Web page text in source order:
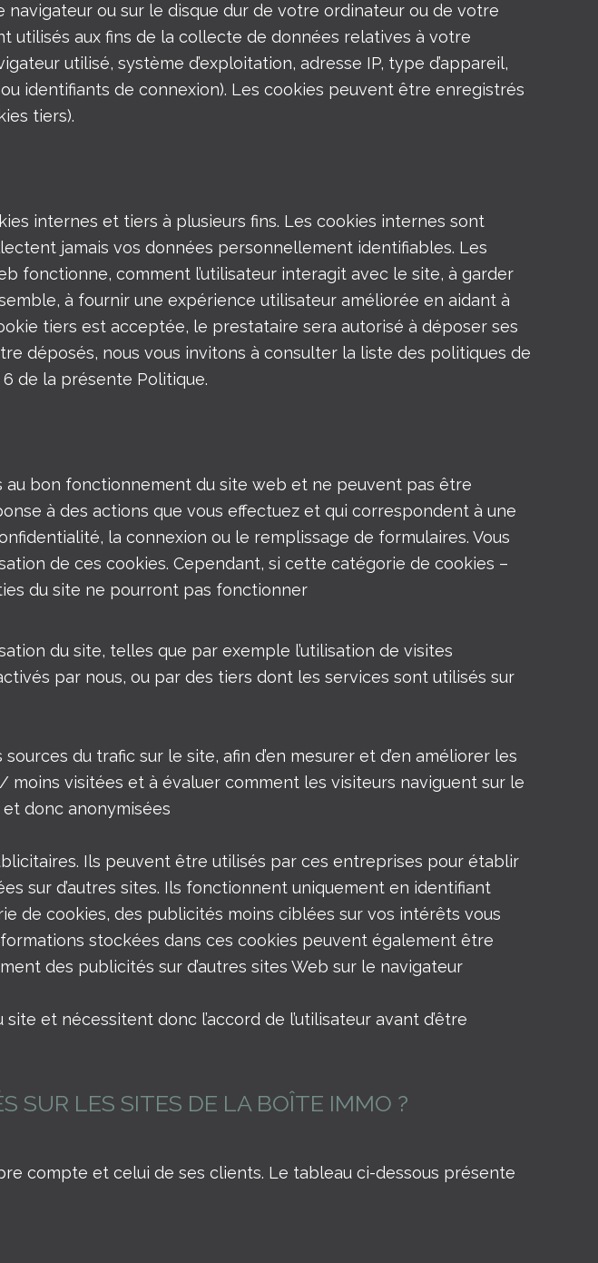
ou sur le disque dur de votre ordinateur ou de votre
utilisés aux fins de la collecte de données relatives à votre
utilisé, système d’exploitation, adresse IP, type d’appareil,
identifiants de connexion). Les cookies peuvent être enregistrés
tiers).
internes et tiers à plusieurs fins. Les cookies internes sont
jamais vos données personnellement identifiables. Les
fonctionne, comment l’utilisateur interagit avec le site, à garder
à fournir une expérience utilisateur améliorée en aidant à
tiers est acceptée, le prestataire sera autorisé à déposer ses
déposés, nous vous invitons à consulter la liste des politiques de
de la présente Politique.
au bon fonctionnement du site web et ne peuvent pas être
à des actions que vous effectuez et qui correspondent à une
la connexion ou le remplissage de formulaires. Vous
de ces cookies. Cependant, si cette catégorie de cookies –
du site ne pourront pas fonctionner
du site, telles que par exemple l’utilisation de visites
par nous, ou par des tiers dont les services sont utilisés sur
du trafic sur le site, afin d’en mesurer et d’en améliorer les
visitées et à évaluer comment les visiteurs naviguent sur le
donc anonymisées
Ils peuvent être utilisés par ces entreprises pour établir
sur d’autres sites. Ils fonctionnent uniquement en identifiant
de cookies, des publicités moins ciblées sur vos intérêts vous
stockées dans ces cookies peuvent également être
des publicités sur d’autres sites Web sur le navigateur
et nécessitent donc l’accord de l’utilisateur avant d’être
SUR LES SITES DE LA BOÎTE IMMO ?
compte et celui de ses clients. Le tableau ci-dessous présente